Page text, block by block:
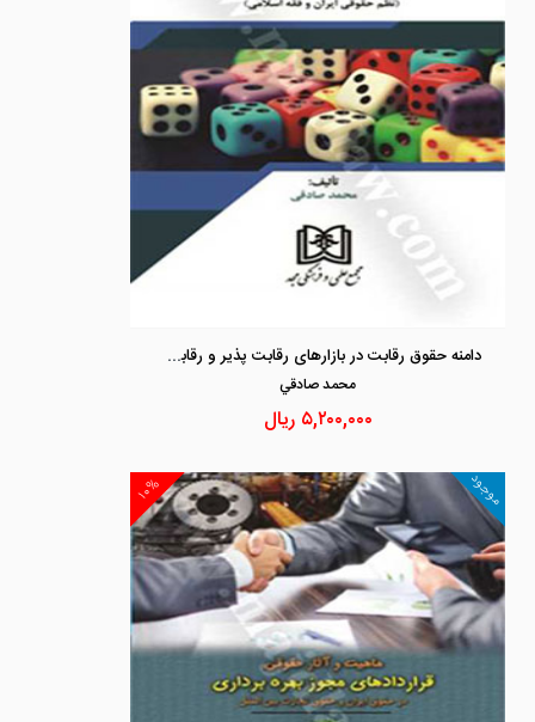
دامنه حقوق رقابت در بازارهای رقابت پذیر و رقابت ناپذیر
محمد صادقي
۵,۲۰۰,۰۰۰ ریال
۱۰% موجود